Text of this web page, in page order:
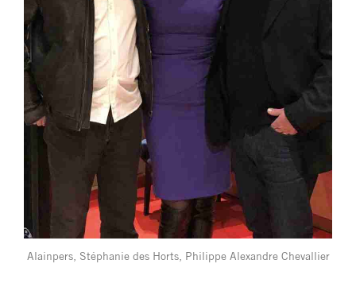
Alainpers, Stéphanie des Horts, Philippe Alexandre Chevallier